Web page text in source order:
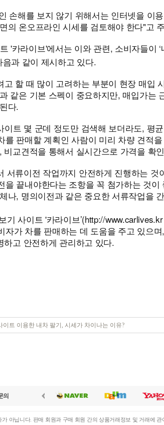
손해를 보지 않기 위해서는 인터넷을 이
의 온오프라인 시세를 검토해야 한다"고
'카라이브'에서는 이와 관련, 소비자들이
음과 같이 제시하고 있다.
고 할 때 많이 고려하는 부분이 현장 매입
같은 기본 스펙이 중요하지만, 매입가는
다.
이트 몇 군데 정도만 검색해 보더라도, 평
를 판매할 계획인 사람이 미리 차량 견적
비교견적을 통해서 실시간으로 가격을 확
서류이전 작업까지 안전하게 진행하는 것
을 끝내야한다는 조항을 꼭 첨가하는 것이
나, 명의이전과 같은 중요한 서류작업을
기 사이트 '카라이브’(http://www.carlives.kr
자가 차를 판매하는 데 도움을 주고 있으
고 안전하게 관리하고 있다.
이트 이용한 내차 팔기, 시세가 차이나는 이유?
의
아닙니다. 판매 회원과 구매 회원 간의 상품거래정보 및 거래에